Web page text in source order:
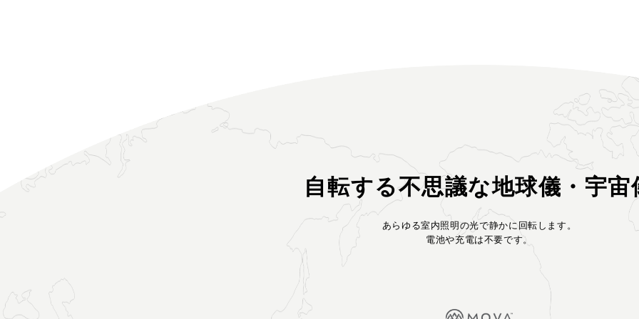
自転する不思議な地球儀・宇宙
あらゆる室内照明の光で静かに回転します。
電池や充電は不要です。